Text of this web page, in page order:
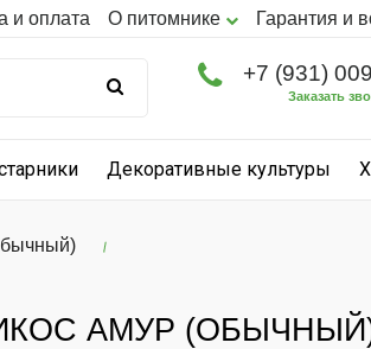
и оплата О питомнике Гарантия и
+7 (931)
Заказать
Декоративные культуры
АМУР